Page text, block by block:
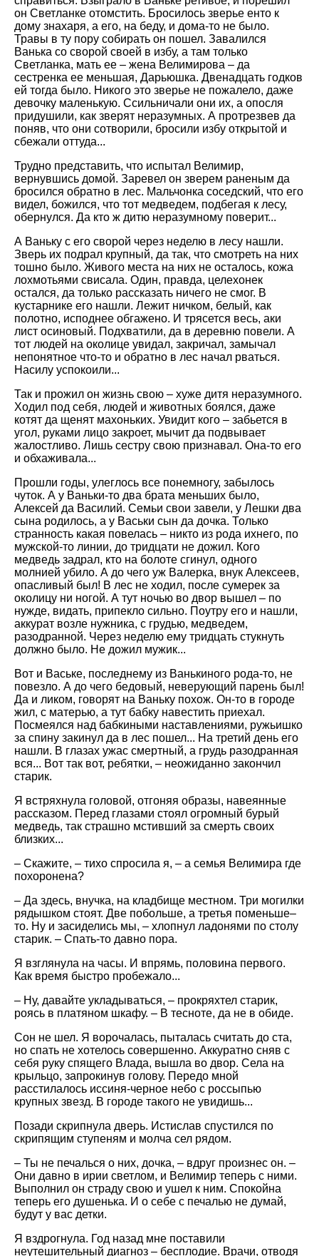
он Светланке отомстить. Бросилось зверье енто к
дому знахаря, а его, на беду, и дома-то не было.
Травы в ту пору собирать он пошел. Завалился
Ванька со сворой своей в избу, а там только
Светланка, мать ее – жена Велимирова – да
сестренка ее меньшая, Дарьюшка. Двенадцать годков
ей тогда было. Никого это зверье не пожалело, даже
девочку маленькую. Ссильничали они их, а опосля
придушили, как зверят неразумных. А протрезвев да
поняв, что они сотворили, бросили избу открытой и
сбежали оттуда...
Трудно представить, что испытал Велимир,
вернувшись домой. Заревел он зверем раненым да
бросился обратно в лес. Мальчонка соседский, что его
видел, божился, что тот медведем, подбегая к лесу,
обернулся. Да кто ж дитю неразумному поверит...
А Ваньку с его сворой через неделю в лесу нашли.
Зверь их подрал крупный, да так, что смотреть на них
тошно было. Живого места на них не осталось, кожа
лохмотьями свисала. Один, правда, целехонек
остался, да только рассказать ничего не смог. В
кустарнике его нашли. Лежит ничком, белый, как
полотно, исподнее обгажено. И трясется весь, аки
лист осиновый. Подхватили, да в деревню повели. А
тот людей на околице увидал, закричал, замычал
непонятное что-то и обратно в лес начал рваться.
Насилу успокоили...
Так и прожил он жизнь свою – хуже дитя неразумного.
Ходил под себя, людей и животных боялся, даже
котят да щенят махоньких. Увидит кого – забьется в
угол, руками лицо закроет, мычит да подвывает
жалостливо. Лишь сестру свою признавал. Она-то его
и обхаживала...
Прошли годы, улеглось все понемногу, забылось
чуток. А у Ваньки-то два брата меньших было,
Алексей да Василий. Семьи свои завели, у Лешки два
сына родилось, а у Васьки сын да дочка. Только
странность какая повелась – никто из рода ихнего, по
мужской-то линии, до тридцати не дожил. Кого
медведь задрал, кто на болоте сгинул, одного
молнией убило. А до чего уж Валерка, внук Алексеев,
опасливый был! В лес не ходил, после сумерек за
околицу ни ногой. А тут ночью во двор вышел – по
нужде, видать, припекло сильно. Поутру его и нашли,
аккурат возле нужника, с грудью, медведем,
разодранной. Через неделю ему тридцать стукнуть
должно было. Не дожил мужик...
Вот и Ваське, последнему из Ванькиного рода-то, не
повезло. А до чего бедовый, неверующий парень был!
Да и ликом, говорят на Ваньку похож. Он-то в городе
жил, с матерью, а тут бабку навестить приехал.
Посмеялся над бабкиными наставлениями, ружьишко
за спину закинул да в лес пошел... На третий день его
нашли. В глазах ужас смертный, а грудь разодранная
вся... Вот так вот, ребятки, – неожиданно закончил
старик.
Я встряхнула головой, отгоняя образы, навеянные
рассказом. Перед глазами стоял огромный бурый
медведь, так страшно мстивший за смерть своих
близких...
– Скажите, – тихо спросила я, – а семья Велимира где
похоронена?
– Да здесь, внучка, на кладбище местном. Три могилки
рядышком стоят. Две побольше, а третья поменьше–
то. Ну и засиделись мы, – хлопнул ладонями по столу
старик. – Спать-то давно пора.
Я взглянула на часы. И впрямь, половина первого.
Как время быстро пробежало...
– Ну, давайте укладываться, – прокряхтел старик,
роясь в платяном шкафу. – В тесноте, да не в обиде.
Сон не шел. Я ворочалась, пыталась считать до ста,
но спать не хотелось совершенно. Аккуратно сняв с
себя руку спящего Влада, вышла во двор. Села на
крыльцо, запрокинув голову. Передо мной
расстилалось иссиня-черное небо с россыпью
крупных звезд. В городе такого не увидишь...
Позади скрипнула дверь. Истислав спустился по
скрипящим ступеням и молча сел рядом.
– Ты не печалься о них, дочка, – вдруг произнес он. –
Они давно в ирии светлом, и Велимир теперь с ними.
Выполнил он страду свою и ушел к ним. Спокойна
теперь его душенька. И о себе с печалью не думай,
будут у вас детки.
Я вздрогнула. Год назад мне поставили
неутешительный диагноз – бесплодие. Врачи, отводя